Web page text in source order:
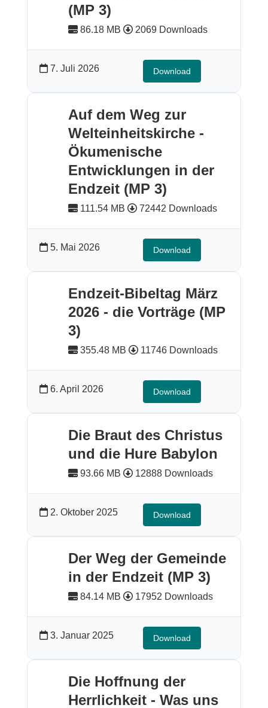
(MP 3)
86.18 MB 2069 Downloads
7. Juli 2026 Download
Auf dem Weg zur
Welteinheitskirche -
Ökumenische
Entwicklungen in der
Endzeit (MP 3)
111.54 MB 72442 Downloads
5. Mai 2026 Download
Endzeit-Bibeltag März
2026 - die Vorträge (MP
3)
355.48 MB 11746 Downloads
6. April 2026 Download
Die Braut des Christus
und die Hure Babylon
93.66 MB 12888 Downloads
2. Oktober 2025 Download
Der Weg der Gemeinde
in der Endzeit (MP 3)
84.14 MB 17952 Downloads
3. Januar 2025 Download
Die Hoffnung der
Herrlichkeit - Was uns